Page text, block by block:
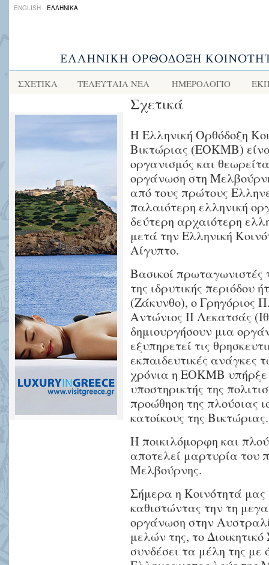
ENGLISH ΕΛΛΗΝΙΚΑ
ΣΧΕΤΙΚΑ ΤΕΛΕΥΤΑΙΑ ΝΕΑ ΗΜΕΡΟΛΟΓΙΟ
Σχετικά
Η Ελληνική Ορθόδοξη
Βικτώριας (ΕΟΚΜΒ)
οργανισμός και
οργάνωση στη
από τους πρώτους
παλαιότερη ελληνική
δεύτερη αρχαιότερη
μετά την Ελληνική
Αίγυπτο.
Βασικοί πρωταγωνιστές
της ιδρυτικής
(Ζάκυνθο), ο Γρηγόριος
Αντώνιος ΙΙ Λεκατσάς
δημιουργήσουν μια
εξυπηρετεί τις
εκπαιδευτικές ανάγκες
χρόνια η ΕΟΚΜΒ υπήρξε
υποστηρικτής της
προώθηση της πλούσιας
κατοίκους της Βικτώριας.
Η ποικιλόμορφη και
αποτελεί μαρτυρία του
Μελβούρνης.
Σήμερα η Κοινότητά
καθιστώντας την τη
οργάνωση στην
μελών της, το
συνδέσει τα μέλη της